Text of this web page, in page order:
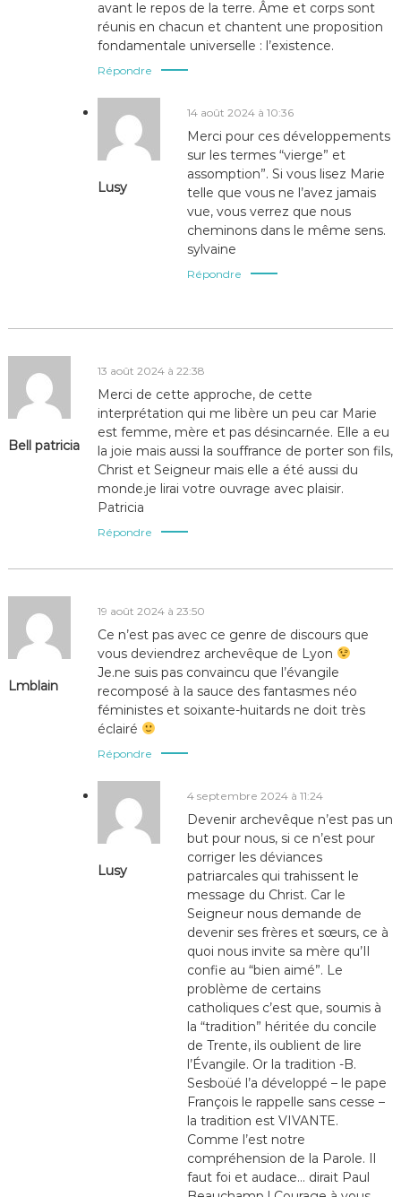
avant le repos de la terre. Âme et corps sont
réunis en chacun et chantent une proposition
fondamentale universelle : l’existence.
Répondre
Lusy
14 août 2024 à 10:36
Merci pour ces développements
sur les termes “vierge” et
assomption”. Si vous lisez Marie
telle que vous ne l’avez jamais
vue, vous verrez que nous
cheminons dans le même sens.
sylvaine
Répondre
Bell patricia
13 août 2024 à 22:38
Merci de cette approche, de cette
interprétation qui me libère un peu car Marie
est femme, mère et pas désincarnée. Elle a eu
la joie mais aussi la souffrance de porter son fils,
Christ et Seigneur mais elle a été aussi du
monde.je lirai votre ouvrage avec plaisir.
Patricia
Répondre
Lmblain
19 août 2024 à 23:50
Ce n’est pas avec ce genre de discours que
vous deviendrez archevêque de Lyon
Je.ne suis pas convaincu que l’évangile
recomposé à la sauce des fantasmes néo
féministes et soixante-huitards ne doit très
éclairé
Répondre
Lusy
4 septembre 2024 à 11:24
Devenir archevêque n’est pas un
but pour nous, si ce n’est pour
corriger les déviances
patriarcales qui trahissent le
message du Christ. Car le
Seigneur nous demande de
devenir ses frères et sœurs, ce à
quoi nous invite sa mère qu’Il
confie au “bien aimé”. Le
problème de certains
catholiques c’est que, soumis à
la “tradition” héritée du concile
de Trente, ils oublient de lire
l’Évangile. Or la tradition -B.
Sesboüé l’a développé – le pape
François le rappelle sans cesse –
la tradition est VIVANTE.
Comme l’est notre
compréhension de la Parole. Il
faut foi et audace… dirait Paul